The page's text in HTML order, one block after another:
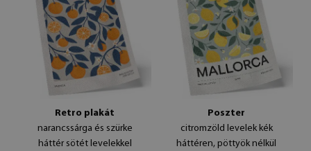
Retro plakát
narancssárga és szürke
háttér sötét levelekkel
Poszter
citromzöld levelek kék
háttéren, pöttyök nélkül